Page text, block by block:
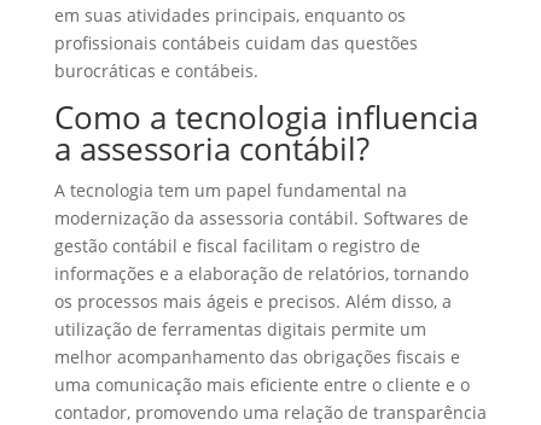
em suas atividades principais, enquanto os
profissionais contábeis cuidam das questões
burocráticas e contábeis.
Como a tecnologia influencia
a assessoria contábil?
A tecnologia tem um papel fundamental na
modernização da assessoria contábil. Softwares de
gestão contábil e fiscal facilitam o registro de
informações e a elaboração de relatórios, tornando
os processos mais ágeis e precisos. Além disso, a
utilização de ferramentas digitais permite um
melhor acompanhamento das obrigações fiscais e
uma comunicação mais eficiente entre o cliente e o
contador, promovendo uma relação de transparência